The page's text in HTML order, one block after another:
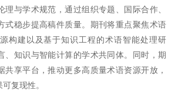
理与学术规范，通过组织专题、国际合作、
式稳步提高稿件质量。期刊将重点聚焦术语
构建以及基于知识工程的术语智能处理研
、知识与智能计算的学术共同体。同时，期
共享平台，推动更多高质量术语资源开放，
复现性。